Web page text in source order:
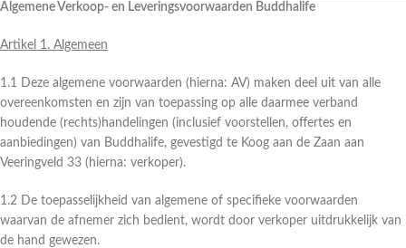
Algemene Verkoop- en Leveringsvoorwaarden Buddhalife
Artikel 1. Algemeen
1.1 Deze algemene voorwaarden (hierna: AV) maken deel uit van alle
overeenkomsten en zijn van toepassing op alle daarmee verband
houdende (rechts)handelingen (inclusief voorstellen, offertes en
aanbiedingen) van Buddhalife, gevestigd te Koog aan de Zaan aan
Veeringveld 33 (hierna: verkoper).
1.2 De toepasselijkheid van algemene of specifieke voorwaarden
waarvan de afnemer zich bedient, wordt door verkoper uitdrukkelijk van
de hand gewezen.